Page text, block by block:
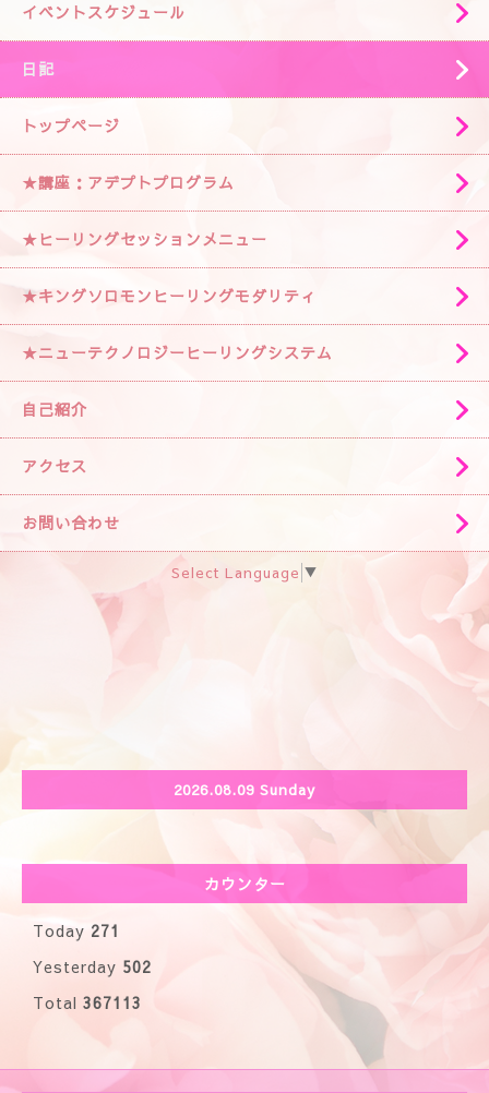
イベントスケジュール
日記
トップページ
★講座：アデプトプログラム
★ヒーリングセッションメニュー
★キングソロモンヒーリングモダリティ
★ニューテクノロジーヒーリングシステム
自己紹介
アクセス
お問い合わせ
Select Language ▼
2026.08.09 Sunday
カウンター
Today 271
Yesterday 502
Total 367113